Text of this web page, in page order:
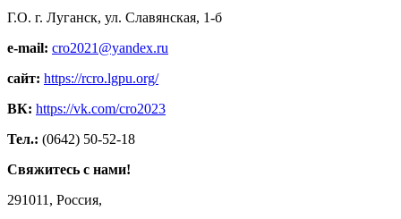
Г.О. г. Луганск, ул. Славянская, 1-б
e-mail: cro2021@yandex.ru
сайт: https://rcro.lgpu.org/
ВК: https://vk.com/cro2023
Тел.: (0642) 50-52-18
Свяжитесь с нами!
291011, Россия,